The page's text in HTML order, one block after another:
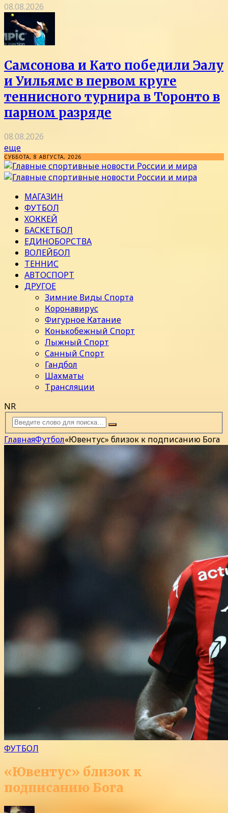
08.08.2026
Самсонова и Като победили Эалу
и Уильямс в первом круге
теннисного турнира в Торонто в
парном разряде
08.08.2026
еще
СУББОТА, 8 АВГУСТА, 2026
МАГАЗИН
ФУТБОЛ
ХОККЕЙ
БАСКЕТБОЛ
ЕДИНОБОРСТВА
ВОЛЕЙБОЛ
ТЕННИС
АВТОСПОРТ
ДРУГОЕ
Зимние Виды Спорта
Коронавирус
Фигурное Катание
Конькобежный Спорт
Лыжный Спорт
Санный Спорт
Гандбол
Шахматы
Трансляции
NR
ГлавнаяФутбол«Ювентус» близок к подписанию Бога
ФУТБОЛ
«Ювентус» близок к
подписанию Бога